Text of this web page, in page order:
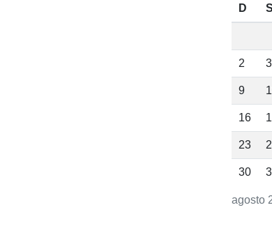
agosto
D S
2 3
9
16
23
30